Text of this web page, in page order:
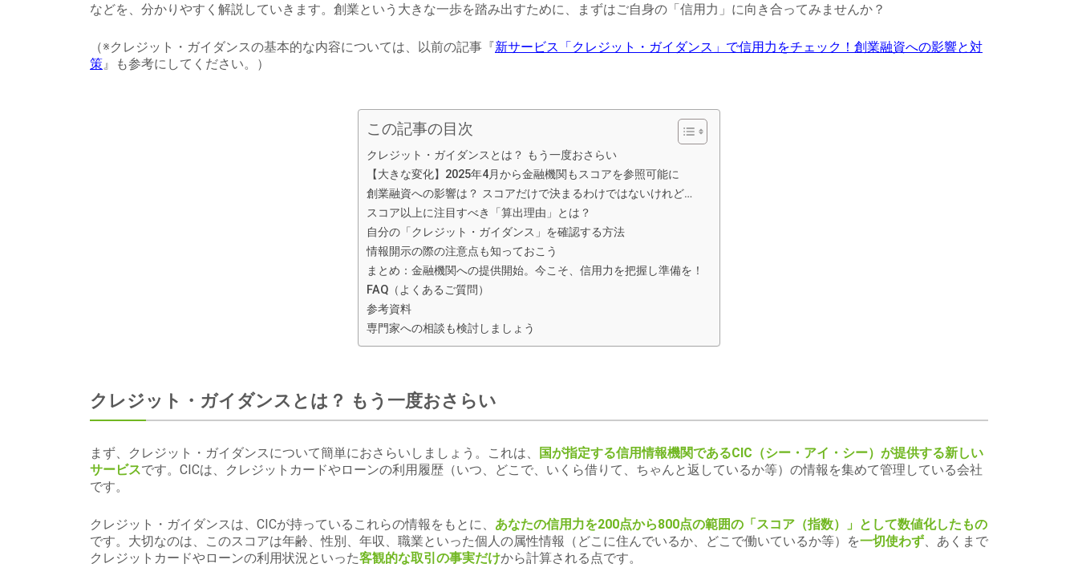
などを、分かりやすく解説していきます。創業という大きな一歩を踏み出すために、まずはご自身の「信用力」に向き合ってみませんか？
（※クレジット・ガイダンスの基本的な内容については、以前の記事『新サービス「クレジット・ガイダンス」で信用力をチェック！創業融資への影響と対
策』も参考にしてください。）
この記事の目次
クレジット・ガイダンスとは？ もう一度おさらい
【大きな変化】2025年4月から金融機関もスコアを参照可能に
創業融資への影響は？ スコアだけで決まるわけではないけれど…
スコア以上に注目すべき「算出理由」とは？
自分の「クレジット・ガイダンス」を確認する方法
情報開示の際の注意点も知っておこう
まとめ：金融機関への提供開始。今こそ、信用力を把握し準備を！
FAQ（よくあるご質問）
参考資料
専門家への相談も検討しましょう
クレジット・ガイダンスとは？ もう一度おさらい
まず、クレジット・ガイダンスについて簡単におさらいしましょう。これは、
国が指定する信用情報機関であるCIC（シー・アイ・シー）が提供する新しい
サービスです。CICは、クレジットカードやローンの利用履歴（いつ、どこで、いくら借りて、ちゃんと返しているか等）の情報を集めて管理している会社
です。
クレジット・ガイダンスは、CICが持っているこれらの情報をもとに、 あなたの信用力を200点から800点の範囲の「スコア（指数）」として数値化したもの
です。大切なのは、このスコアは年齢、性別、年収、職業といった個人の属性情報（どこに住んでいるか、どこで働いているか等）を一切使わず、あくまで
クレジットカードやローンの利用状況といった客観的な取引の事実だけから計算される点です。